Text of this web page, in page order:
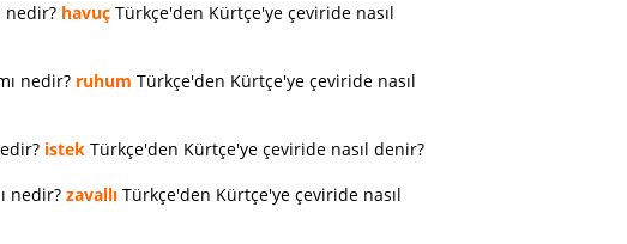
nedir? havuç Türkçe'den Kürtçe'ye çeviride nasıl
nedir? ruhum Türkçe'den Kürtçe'ye çeviride nasıl
istek Türkçe'den Kürtçe'ye çeviride nasıl denir?
nedir? zavallı Türkçe'den Kürtçe'ye çeviride nasıl